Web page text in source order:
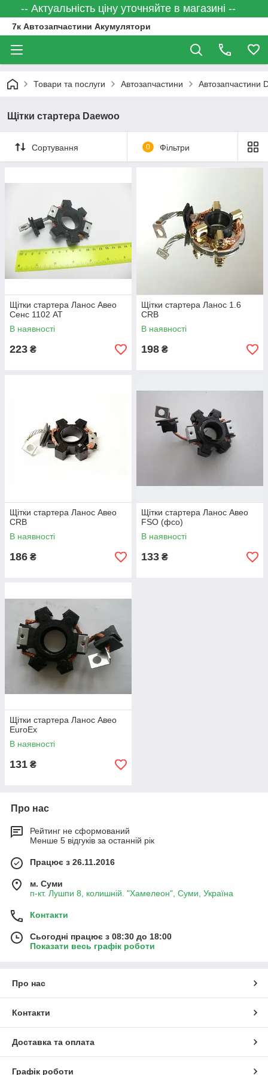
-- Актуальність ціну уточняйте в магазині --
7к Автозапчастини Акумулятори
Товари та послуги Автозапчастини Автозапчастини
Щітки стартера Daewoo
Сортування 0 Фільтри
Щітки стартера Ланос Авео
Сенс 1102 АТ
В наявності
223 ₴
Щітки стартера Ланос 1.6
CRB
В наявності
198 ₴
Щітки стартера Ланос Авео
CRB
В наявності
186 ₴
Щітки стартера Ланос Авео
FSO (фсо)
В наявності
133 ₴
Щітки стартера Ланос Авео
EuroEx
В наявності
131 ₴
Про нас
Рейтинг не сформований
Менше 5 відгуків за останній рік
Працює з 26.11.2016
м. Суми
п-кт. Лушпи 8, колишній. "Хамелеон", Суми, Україна
Контакти
Сьогодні працює з 08:30 до 18:00
Показати весь графік роботи
Про нас
Контакти
Доставка та оплата
Графік роботи